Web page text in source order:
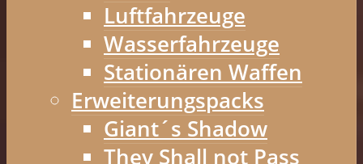
Luftfahrzeuge
Wasserfahrzeuge
Stationären Waffen
Erweiterungspacks
Giant´s Shadow
They Shall not Pass